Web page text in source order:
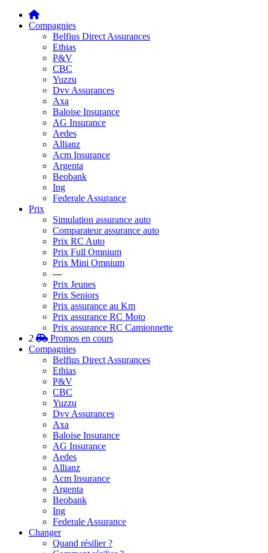
Compagnies
Belfius Direct Assurances
Ethias
P&V
CBC
Yuzzu
Dvv Assurances
Axa
Baloise Insurance
AG Insurance
Aedes
Allianz
Acm Insurance
Argenta
Beobank
Ing
Federale Assurance
Prix
Simulation assurance auto
Comparateur assurance auto
Prix RC Auto
Prix Full Omnium
Prix Mini Omnium
---
Prix Jeunes
Prix Seniors
Prix assurance au Km
Prix assurance RC Moto
Prix assurance RC Camionnette
2
Promos en cours
Compagnies
Belfius Direct Assurances
Ethias
P&V
CBC
Yuzzu
Dvv Assurances
Axa
Baloise Insurance
AG Insurance
Aedes
Allianz
Acm Insurance
Argenta
Beobank
Ing
Federale Assurance
Changer
Quand résilier ?